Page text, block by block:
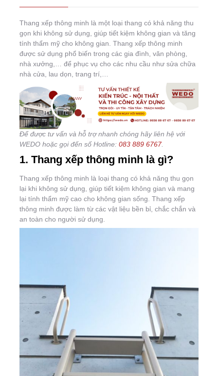
Thang xếp thông minh là một loại thang có khả năng thu
gọn khi không sử dụng, giúp tiết kiệm không gian và tăng
tính thẩm mỹ cho không gian. Thang xếp thông minh
được sử dụng phổ biến trong các gia đình, văn phòng,
nhà xưởng,… để phục vụ cho các nhu cầu như sửa chữa
nhà cửa, lau dọn, trang trí,…
Để được tư vấn và hỗ trợ nhanh chóng hãy liên hệ với
WEDO hoặc gọi đến số Hotline: 083 889 6767.
1. Thang xếp thông minh là gì?
Thang xếp thông minh là loại thang có khả năng thu gọn
lại khi không sử dụng, giúp tiết kiệm không gian và mang
lại tính thẩm mỹ cao cho không gian sống. Thang xếp
thông minh được làm từ các vật liệu bền bỉ, chắc chắn và
an toàn cho người sử dụng.